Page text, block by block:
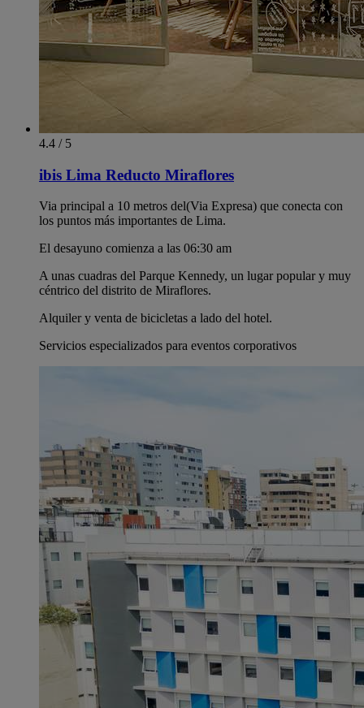
4.4 / 5
ibis Lima Reducto Miraflores
Via principal a 10 metros del(Via Expresa) que conecta con
los puntos más importantes de Lima.
El desayuno comienza a las 06:30 am
A unas cuadras del Parque Kennedy, un lugar popular y muy
céntrico del distrito de Miraflores.
Alquiler y venta de bicicletas a lado del hotel.
Servicios especializados para eventos corporativos